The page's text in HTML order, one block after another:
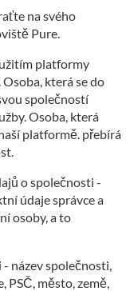
na svého
Pure.
platformy
která se do
společností
Osoba, která
platformě. přebírá
o společnosti -
údaje správce a
osoby, a to
název společnosti,
PSČ, město, země,